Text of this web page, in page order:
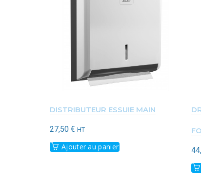
DISTRIBUTEUR ESSUIE MAIN
27,50 € HT
Ajouter au panier